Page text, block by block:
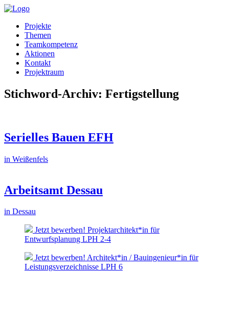
Projekte
Themen
Teamkompetenz
Aktionen
Kontakt
Projektraum
Stichword-Archiv: Fertigstellung
Serielles Bauen EFH
in Weißenfels
Arbeitsamt Dessau
in Dessau
Jetzt bewerben! Projektarchitekt*in für
Entwurfsplanung LPH 2-4
Jetzt bewerben! Architekt*in / Bauingenieur*in für
Leistungsverzeichnisse LPH 6